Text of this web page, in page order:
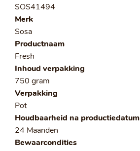
SOS41494
Merk
Sosa
Productnaam
Fresh
Inhoud verpakking
750 gram
Verpakking
Pot
Houdbaarheid na productiedatum
24 Maanden
Bewaarcondities